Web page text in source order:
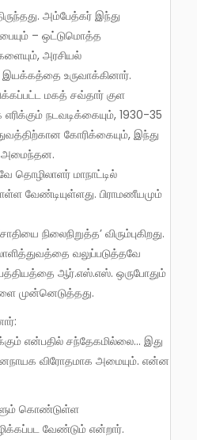
– ஒட்டுமொத்த
அரசியல்
உருவாக்கினார்.
மகத் சவ்தார் குள
நடவடிக்கையும், 1930-35
கோரிக்கையும், இந்து
அமைந்தன.
தொழிலாளர் மாநாட்டில்
வேண்டியுள்ளது. பிராமணீயமும்
நிலைநிறுத்த’ விரும்புகிறது.
வலுப்படுத்தவே
ஆர்.எஸ்.எஸ். ஒருபோதும்
முன்னெடுத்தது.
என்பதில் சந்தேகமில்லை… இது
விரோதமாக அமையும். என்ன
வேண்டும் என்றார்.